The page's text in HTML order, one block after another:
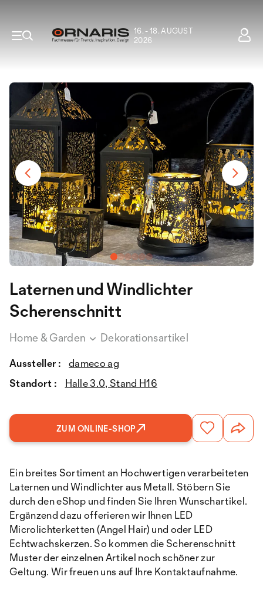
16. - 18. AUGUST
2026
Laternen und Windlichter
Scherenschnitt
Home & Garden Dekorationsartikel
Aussteller :
dameco ag
Standort :
Halle 3.0, Stand H16
ZUM ONLINE-SHOP
Ein breites Sortiment an Hochwertigen verarbeiteten
Laternen und Windlichter aus Metall. Stöbern Sie
durch den eShop und finden Sie Ihren Wunschartikel.
Ergänzend dazu offerieren wir Ihnen LED
Microlichterketten (Angel Hair) und oder LED
Echtwachskerzen. So kommen die Scherenschnitt
Muster der einzelnen Artikel noch schöner zur
Geltung. Wir freuen uns auf Ihre Kontaktaufnahme.